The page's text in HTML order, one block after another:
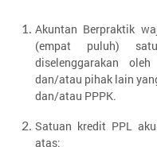
Akuntan Berpraktik
(empat puluh)
diselenggarakan
dan/atau pihak lain
dan/atau PPPK.
Satuan kredit PPL
atas: